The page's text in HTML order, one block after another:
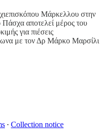
Μάρκελλου στην
αποτελεί μέρος του
για πιέσεις
με τον Δρ Μάρκο Μαρσίλι
∙ Collection notice